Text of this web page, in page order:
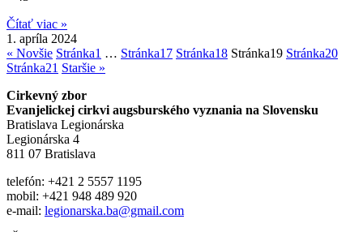
Čítať viac »
1. apríla 2024
« Novšie Stránka1 … Stránka17 Stránka18 Stránka19 Stránka20
Stránka21 Staršie »
Cirkevný zbor
Evanjelickej cirkvi augsburského vyznania na Slovensku
Bratislava Legionárska
Legionárska 4
811 07 Bratislava
telefón: +421 2 5557 1195
mobil: +421 948 489 920
e-mail: legionarska.ba@gmail.com